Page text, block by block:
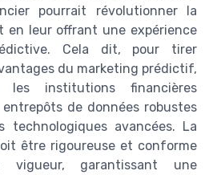
pourrait révolutionner la
en leur offrant une expérience
Cela dit, pour tirer
du marketing prédictif,
institutions financières
de données robustes
avancées. La
être rigoureuse et conforme
vigueur, garantissant une